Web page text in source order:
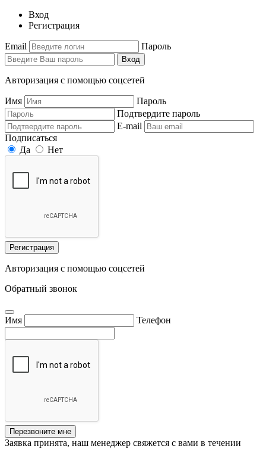
Вход
Регистрация
Email Пароль
Вход
Авторизация с помощью соцсетей
Имя
Пароль
Подтвердите пароль
E-mail
Подписаться
Да
Нет
Регистрация
Авторизация с помощью соцсетей
Обратный звонок
Имя Телефон
Перезвоните мне
Заявка принята, наш менеджер свяжется с вами в течении